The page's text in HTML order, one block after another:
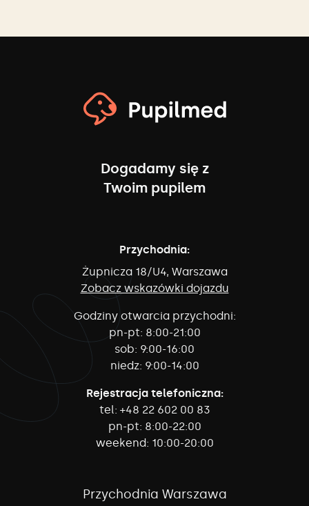
Dogadamy się z
Twoim pupilem
Przychodnia:
Żupnicza 18/U4, Warszawa
Zobacz wskazówki dojazdu
Godziny otwarcia przychodni:
pn-pt: 8:00-21:00
sob: 9:00-16:00
niedz: 9:00-14:00
Rejestracja telefoniczna:
tel: +48 22 602 00 83
pn-pt: 8:00-22:00
weekend: 10:00-20:00
Przychodnia Warszawa